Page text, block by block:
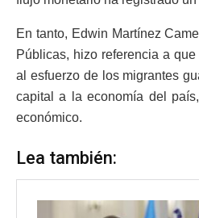
En tanto, Edwin Martínez
Públicas, hizo referencia a
al esfuerzo de los migrantes
capital a la economía del
económico.
Lea también: